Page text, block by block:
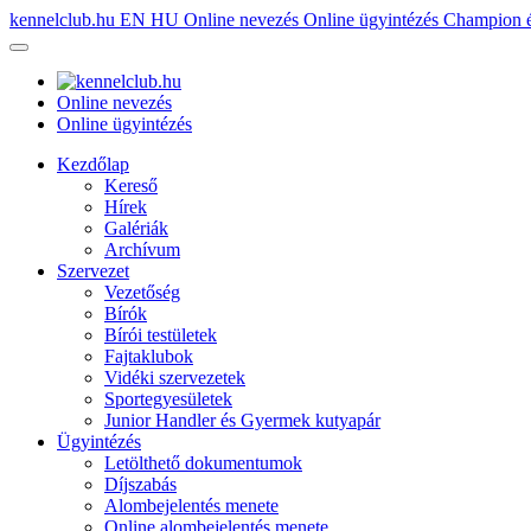
kennelclub.hu EN HU Online nevezés Online ügyintézés Champion
Online nevezés
Online ügyintézés
Kezdőlap
Kereső
Hírek
Galériák
Archívum
Szervezet
Vezetőség
Bírók
Bírói testületek
Fajtaklubok
Vidéki szervezetek
Sportegyesületek
Junior Handler és Gyermek kutyapár
Ügyintézés
Letölthető dokumentumok
Díjszabás
Alombejelentés menete
Online alombejelentés menete